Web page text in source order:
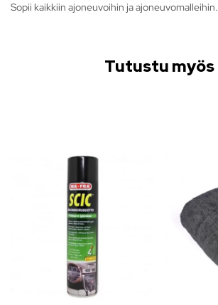
Sopii kaikkiin ajoneuvoihin ja ajoneuvomalleihin.
Tutustu myös